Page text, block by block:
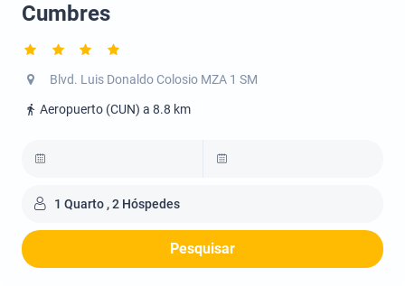
Cumbres
Blvd. Luis Donaldo Colosio MZA 1 SM
Aeropuerto (CUN) a 8.8 km
1 Quarto , 2 Hóspedes
Pesquisar